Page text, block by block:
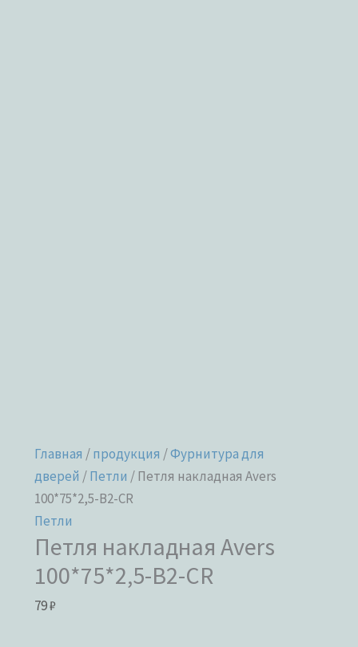
Главная /продукция /Фурнитура для
дверей /Петли / Петля накладная Avers
100*75*2,5-B2-CR
Петли
Петля накладная Avers
100*75*2,5-B2-CR
79₽